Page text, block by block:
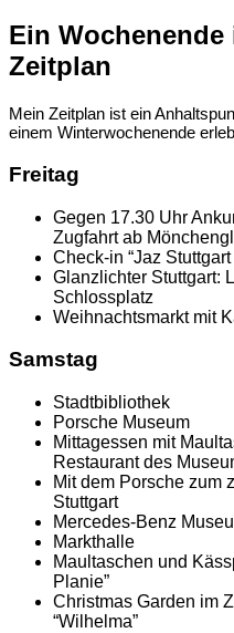
Ein
Zeitplan
Mein Zeitplan ist ein
einem Winterwochenende
Freitag
Gegen 17.30 Uhr
Zugfahrt ab
Check-in “Jaz Stuttgart
Glanzlichter Stuttgart:
Schlossplatz
Weihnachtsmarkt mit
Samstag
Stadtbibliothek
Porsche Museum
Mittagessen mit
Restaurant des
Mit dem Porsche zum
Stuttgart
Mercedes-Benz
Markthalle
Maultaschen und
Planie”
Christmas Garden im
“Wilhelma”